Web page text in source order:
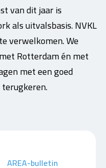
van dit jaar is
als uitvalsbasis. NVKL
verwelkomen. We
Rotterdam én met
met een goed
AREA-bulletin